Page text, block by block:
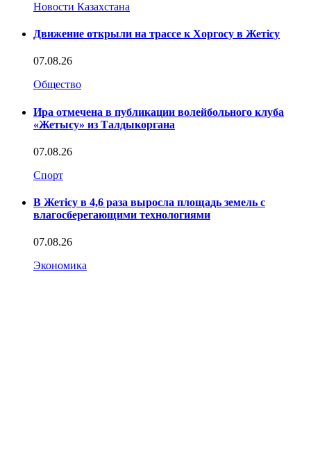
Новости Казахстана
Движение открыли на трассе к Хоргосу в Жетісу
07.08.26
Общество
Ира отмечена в публикации волейбольного клуба
«Жетысу» из Талдыкоргана
07.08.26
Спорт
В Жетісу в 4,6 раза выросла площадь земель с
влагосберегающими технологиями
07.08.26
Экономика